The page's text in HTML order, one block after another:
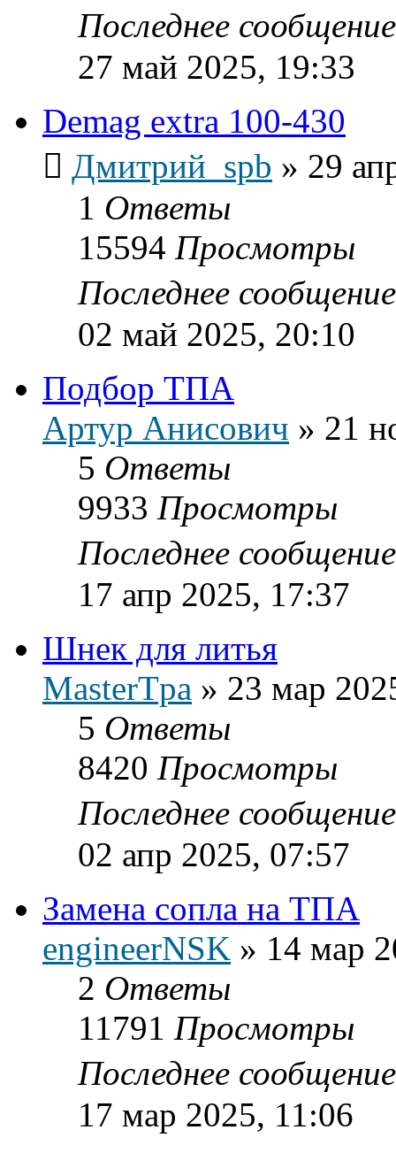
Последнее
27 май 2025, 19:33
Demag extra 100-430
Дмитрий_spb » 29
1 Ответы
15594 Просмотры
Последнее
02 май 2025, 20:10
Подбор ТПА
Артур Анисович » 21
5 Ответы
9933 Просмотры
Последнее
17 апр 2025, 17:37
Шнек для литья
MasterTpa » 23 мар
5 Ответы
8420 Просмотры
Последнее
02 апр 2025, 07:57
Замена сопла на ТПА
engineerNSK » 14 мар
2 Ответы
11791 Просмотры
Последнее
17 мар 2025, 11:06